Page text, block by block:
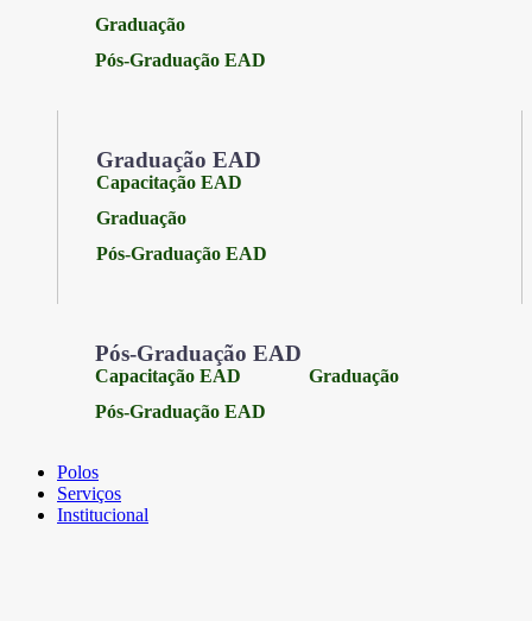
Graduação
Pós-Graduação EAD
Graduação EAD
Capacitação EAD
Graduação
Pós-Graduação EAD
Pós-Graduação EAD
Capacitação EAD
Graduação
Pós-Graduação EAD
Polos
Serviços
Institucional